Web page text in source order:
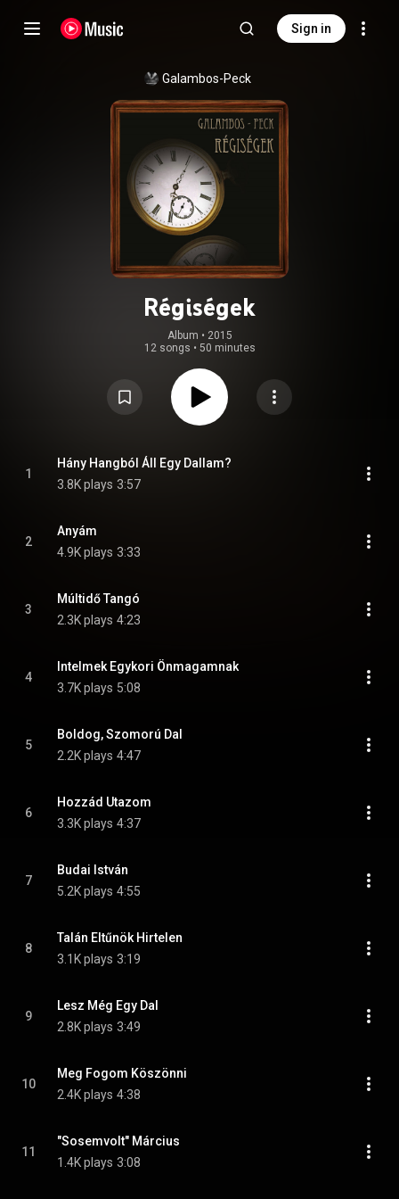
Sign in
Galambos-Peck
Régiségek
Album • 2015
12 songs • 50 minutes
1
Hány Hangból Áll Egy Dallam?
3.8K plays 3:57
2
Anyám
4.9K plays 3:33
3
Múltidő Tangó
2.3K plays 4:23
4
Intelmek Egykori Önmagamnak
3.7K plays 5:08
5
Boldog, Szomorú Dal
2.2K plays 4:47
6
Hozzád Utazom
3.3K plays 4:37
7
Budai István
5.2K plays 4:55
8
Talán Eltűnök Hirtelen
3.1K plays 3:19
9
Lesz Még Egy Dal
2.8K plays 3:49
10
Meg Fogom Köszönni
2.4K plays 4:38
11
"Sosemvolt" Március
1.4K plays 3:08